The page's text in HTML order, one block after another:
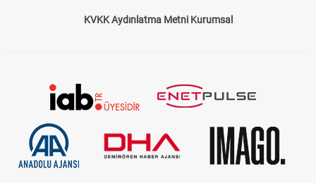
Çerez Politikası Gizlilik Politikası